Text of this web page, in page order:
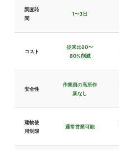
調査時
間
1〜3日
コスト
従来比60〜
80%削減
安全性
作業員の高所作
業なし
建物使
用制限
通常営業可能